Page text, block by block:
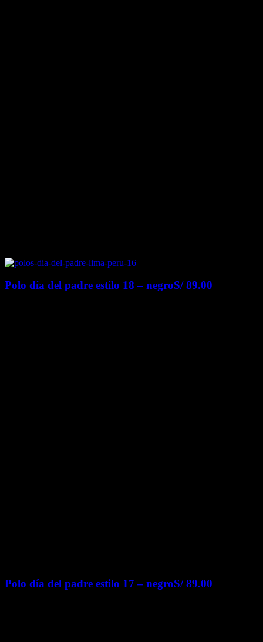
Polo día del padre estilo 18 – negroS/89.00
Polo día del padre estilo 17 – negroS/89.00